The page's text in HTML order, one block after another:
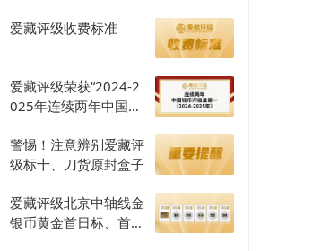
爱藏评级收费标准
爱藏评级荣获“2024-2
025年连续两年中国钱
警惕！注意辨别爱藏评
级标十、刀货原封盒子
爱藏评级北京中轴线金
银币黄金首日标、首发